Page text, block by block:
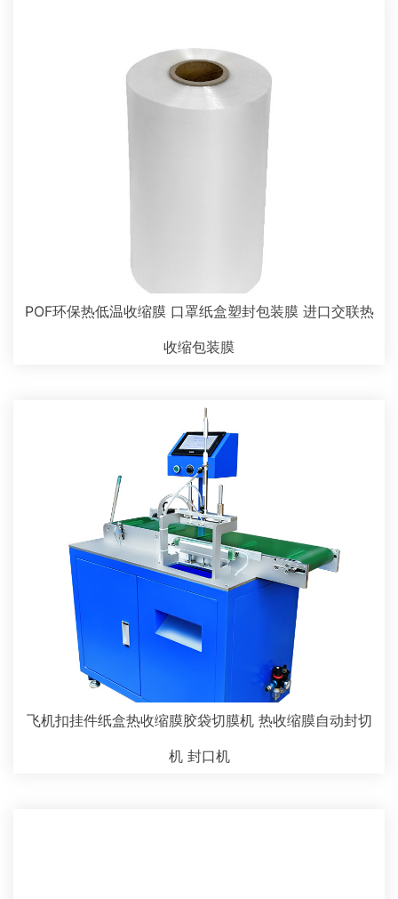
POF环保热低温收缩膜 口罩纸盒塑封包装膜 进口交联热
收缩包装膜
飞机扣挂件纸盒热收缩膜胶袋切膜机 热收缩膜自动封切
机 封口机